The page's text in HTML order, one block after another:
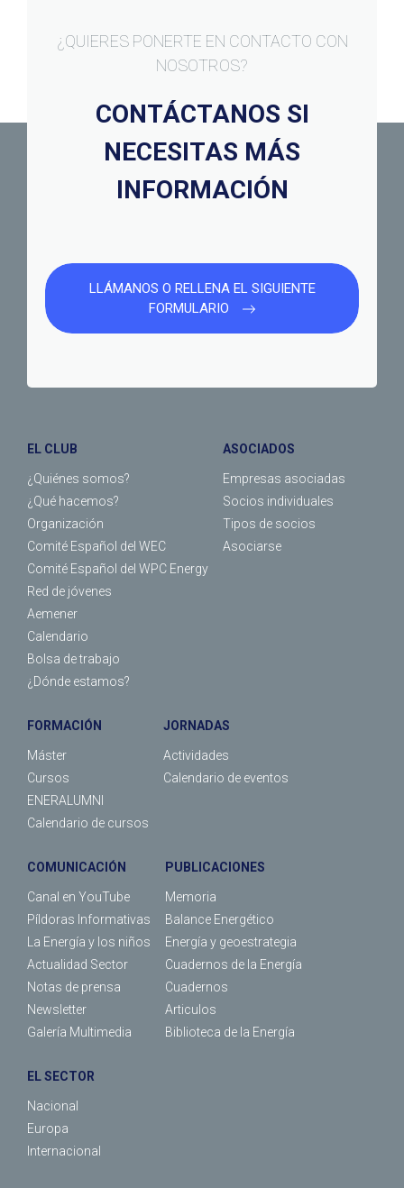
¿QUIERES PONERTE EN CONTACTO CON
NOSOTROS?
CONTÁCTANOS SI
NECESITAS MÁS
INFORMACIÓN
LLÁMANOS O RELLENA EL SIGUIENTE
FORMULARIO
EL CLUB
¿Quiénes somos?
¿Qué hacemos?
Organización
Comité Español del WEC
Comité Español del WPC Energy
Red de jóvenes
Aemener
Calendario
Bolsa de trabajo
¿Dónde estamos?
ASOCIADOS
Empresas asociadas
Socios individuales
Tipos de socios
Asociarse
FORMACIÓN
Máster
Cursos
ENERALUMNI
Calendario de cursos
JORNADAS
Actividades
Calendario de eventos
COMUNICACIÓN
Canal en YouTube
Píldoras Informativas
La Energía y los niños
Actualidad Sector
Notas de prensa
Newsletter
Galería Multimedia
PUBLICACIONES
Memoria
Balance Energético
Energía y geoestrategia
Cuadernos de la Energía
Cuadernos
Articulos
Biblioteca de la Energía
EL SECTOR
Nacional
Europa
Internacional